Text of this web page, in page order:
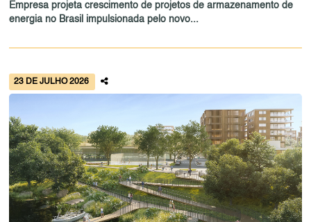
Empresa projeta crescimento de projetos de armazenamento de
energia no Brasil impulsionada pelo novo...
23 DE JULHO 2026